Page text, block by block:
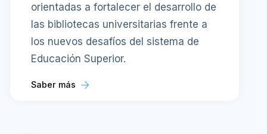
orientadas a fortalecer el desarrollo de
las bibliotecas universitarias frente a
los nuevos desafíos del sistema de
Educación Superior.
Saber más